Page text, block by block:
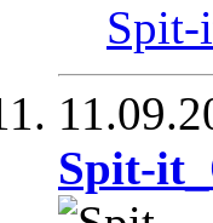
Spit-